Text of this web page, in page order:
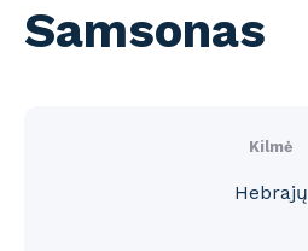
Samsonas
Kilmė
Hebrajų